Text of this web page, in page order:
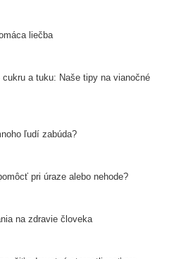
liečba
a tuku: Naše tipy na vianočné
ľudí zabúda?
pri úraze alebo nehode?
na zdravie človeka